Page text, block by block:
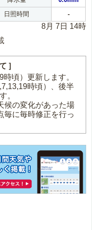
日照時間 -
8月 7日 14時
］
頃）更新します。
時頃）、後半
。
候の変化があった場
毎に毎時修正を行っ